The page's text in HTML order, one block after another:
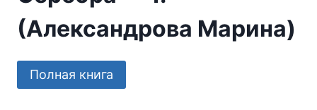
(Александрова Марина)
Полная книга